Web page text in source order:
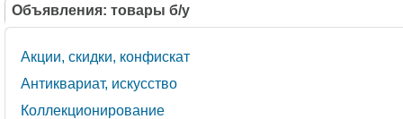
Объявления: товары б/у
Акции, скидки, конфискат
Антиквариат, искусство
Коллекционирование